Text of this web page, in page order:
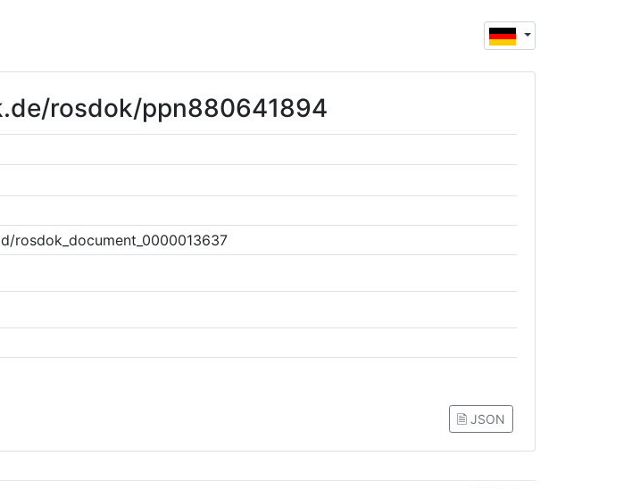
rosdok/ppn880641894
rosdok_document_0000013637
🗎 JSON